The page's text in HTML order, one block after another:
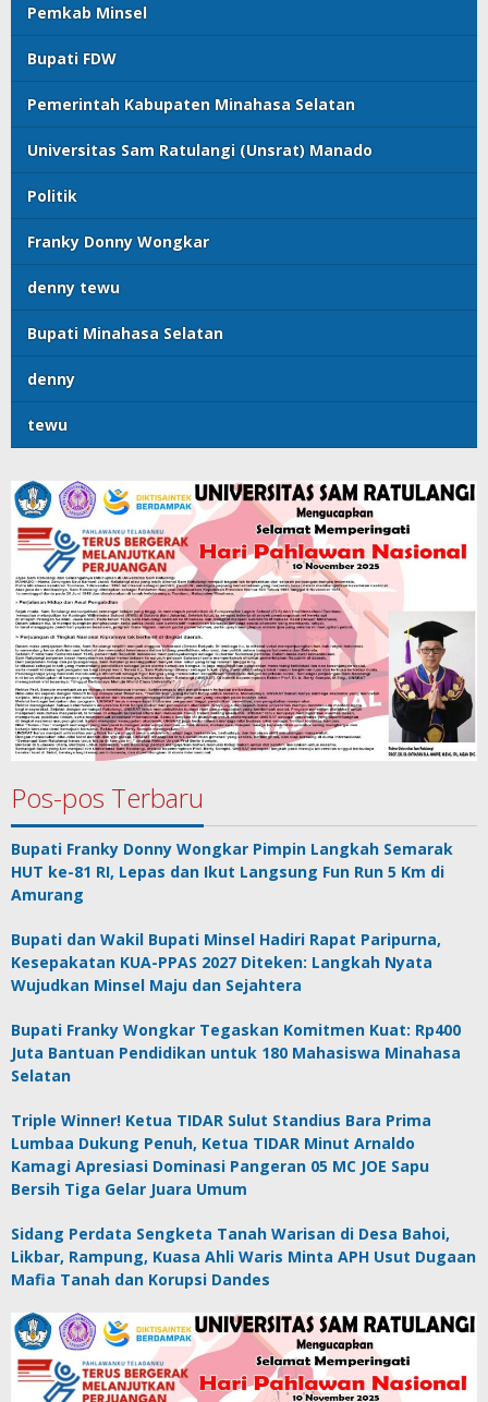
Pemkab Minsel
Bupati FDW
Pemerintah Kabupaten Minahasa Selatan
Universitas Sam Ratulangi (Unsrat) Manado
Politik
Franky Donny Wongkar
denny tewu
Bupati Minahasa Selatan
denny
tewu
Pos-pos Terbaru
Bupati Franky Donny Wongkar Pimpin Langkah Semarak
HUT ke-81 RI, Lepas dan Ikut Langsung Fun Run 5 Km di
Amurang
Bupati dan Wakil Bupati Minsel Hadiri Rapat Paripurna,
Kesepakatan KUA-PPAS 2027 Diteken: Langkah Nyata
Wujudkan Minsel Maju dan Sejahtera
Bupati Franky Wongkar Tegaskan Komitmen Kuat: Rp400
Juta Bantuan Pendidikan untuk 180 Mahasiswa Minahasa
Selatan
Triple Winner! Ketua TIDAR Sulut Standius Bara Prima
Lumbaa Dukung Penuh, Ketua TIDAR Minut Arnaldo
Kamagi Apresiasi Dominasi Pangeran 05 MC JOE Sapu
Bersih Tiga Gelar Juara Umum
Sidang Perdata Sengketa Tanah Warisan di Desa Bahoi,
Likbar, Rampung, Kuasa Ahli Waris Minta APH Usut Dugaan
Mafia Tanah dan Korupsi Dandes